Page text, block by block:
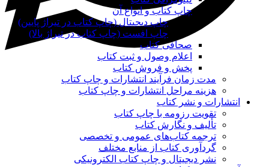
چاپ کتاب و انواع آن
چاپ دیجیتال (چاپ کتاب در تیراژ پایین)
چاپ افست (چاپ کتاب در تیراژ بالا)
صحافی کتاب
اعلام وصول و ثبت کتاب
پخش و فروش کتاب
مدت زمان فرآیند انتشارات و چاپ کتاب
هزینه مراحل انتشارات و چاپ کتاب
انتشارات و نشر کتاب
تقویت رزومه با چاپ کتاب
تألیف و نگارش کتاب
ترجمه کتاب‌های عمومی و تخصصی
گردآوری کتاب از منابع مختلف
نشر دیجیتال و چاپ کتاب الکترونیکی